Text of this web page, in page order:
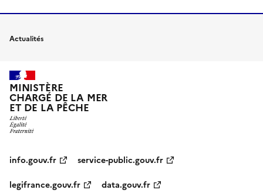
Actualités
MINISTÈRE
CHARGÉ DE LA MER
ET DE LA PÊCHE
info.gouv.fr
service-public.gouv.fr
legifrance.gouv.fr
data.gouv.fr